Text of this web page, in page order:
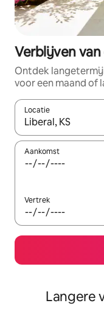
Verblijven van
Ontdek
voor een maand of
Locatie
Wanneer er
Aankomst
Vertrek
Langere